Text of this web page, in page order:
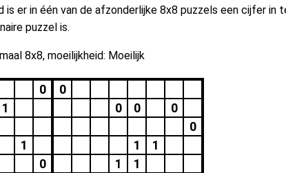
er in één van de afzonderlijke 8x8 puzzels een cijfer in
puzzel is.
8x8, moeilijkheid: Moeilijk
0
0
1 0 0
0
0
1 1
1
0 1
1